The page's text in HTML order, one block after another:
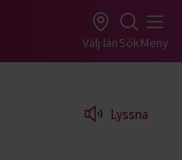
Välj länSökMeny
Lyssna